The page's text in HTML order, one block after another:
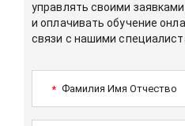
управлять своими
и оплачивать обучение
связи с нашими
* Фамилия Имя Отчество